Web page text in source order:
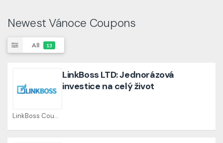
Newest Vánoce Coupons
All 13
LinkBoss Coupons
LinkBoss LTD: Jednorázová
investice na celý život